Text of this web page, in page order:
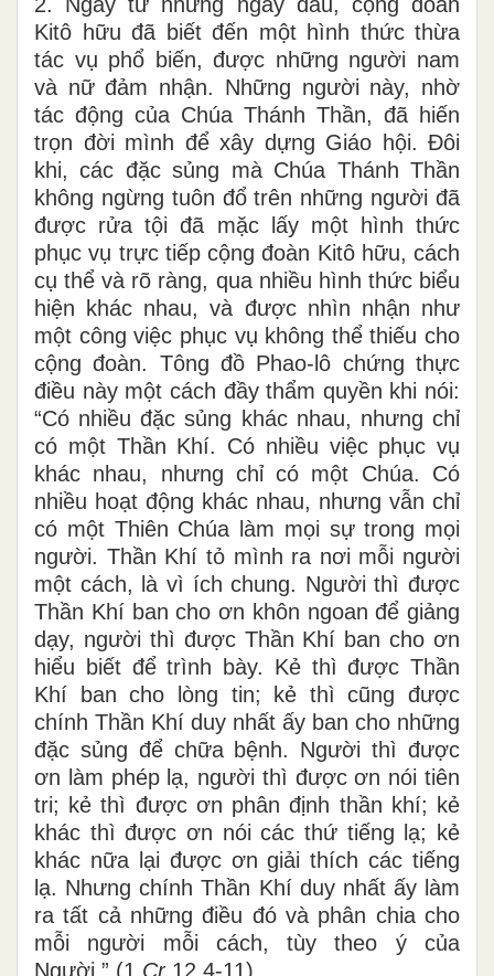
Kitô hữu đã biết đến một hình thức thừa
tác vụ phổ biến, được những người nam
và nữ đảm nhận. Những người này, nhờ
tác động của Chúa Thánh Thần, đã hiến
trọn đời mình để xây dựng Giáo hội. Đôi
khi, các đặc sủng mà Chúa Thánh Thần
không ngừng tuôn đổ trên những người đã
được rửa tội đã mặc lấy một hình thức
phục vụ trực tiếp cộng đoàn Kitô hữu, cách
cụ thể và rõ ràng, qua nhiều hình thức biểu
hiện khác nhau, và được nhìn nhận như
một công việc phục vụ không thể thiếu cho
cộng đoàn. Tông đồ Phao-lô chứng thực
điều này một cách đầy thẩm quyền khi nói:
“Có nhiều đặc sủng khác nhau, nhưng chỉ
có một Thần Khí. Có nhiều việc phục vụ
khác nhau, nhưng chỉ có một Chúa. Có
nhiều hoạt động khác nhau, nhưng vẫn chỉ
có một Thiên Chúa làm mọi sự trong mọi
người. Thần Khí tỏ mình ra nơi mỗi người
một cách, là vì ích chung. Người thì được
Thần Khí ban cho ơn khôn ngoan để giảng
dạy, người thì được Thần Khí ban cho ơn
hiểu biết để trình bày. Kẻ thì được Thần
Khí ban cho lòng tin; kẻ thì cũng được
chính Thần Khí duy nhất ấy ban cho những
đặc sủng để chữa bệnh. Người thì được
ơn làm phép lạ, người thì được ơn nói tiên
tri; kẻ thì được ơn phân định thần khí; kẻ
khác thì được ơn nói các thứ tiếng lạ; kẻ
khác nữa lại được ơn giải thích các tiếng
lạ. Nhưng chính Thần Khí duy nhất ấy làm
ra tất cả những điều đó và phân chia cho
mỗi người mỗi cách, tùy theo ý của
Người.” (1 Cr12,4-11).